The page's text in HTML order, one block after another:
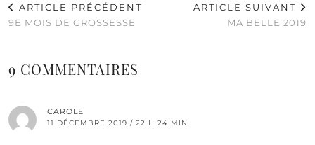
ARTICLE PRÉCÉDENT
9E MOIS DE GROSSESSE
ARTICLE SUIVANT
MA BELLE 2019
9 COMMENTAIRES
CAROLE
11 DÉCEMBRE 2019 / 22 H 24 MIN